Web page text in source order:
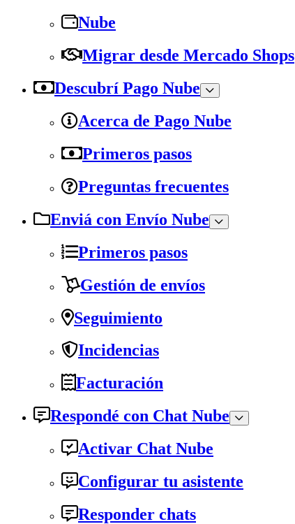
Nube
Migrar desde Mercado Shops
Descubrí Pago Nube
Acerca de Pago Nube
Primeros pasos
Preguntas frecuentes
Enviá con Envío Nube
Primeros pasos
Gestión de envíos
Seguimiento
Incidencias
Facturación
Respondé con Chat Nube
Activar Chat Nube
Configurar tu asistente
Responder chats